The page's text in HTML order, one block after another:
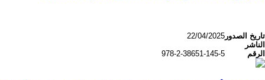
تاريخ الصدور 22/04/2025
الناشر
الرقم
978-2-38651-145-5